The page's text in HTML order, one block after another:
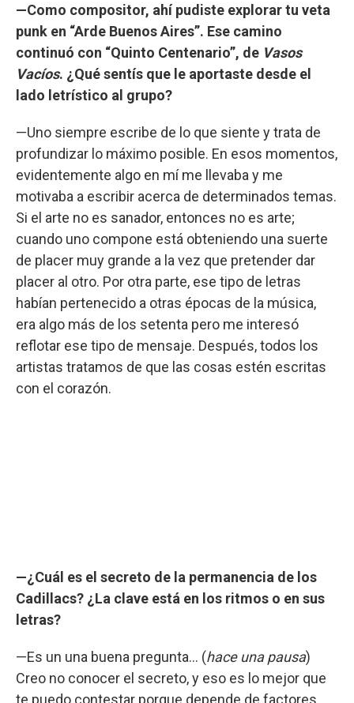
—Como compositor, ahí pudiste explorar tu veta
punk en “Arde Buenos Aires”. Ese camino
continuó con “Quinto Centenario”, de Vasos
Vacíos. ¿Qué sentís que le aportaste desde el
lado letrístico al grupo?
—Uno siempre escribe de lo que siente y trata de
profundizar lo máximo posible. En esos momentos,
evidentemente algo en mí me llevaba y me
motivaba a escribir acerca de determinados temas.
Si el arte no es sanador, entonces no es arte;
cuando uno compone está obteniendo una suerte
de placer muy grande a la vez que pretender dar
placer al otro. Por otra parte, ese tipo de letras
habían pertenecido a otras épocas de la música,
era algo más de los setenta pero me interesó
reflotar ese tipo de mensaje. Después, todos los
artistas tratamos de que las cosas estén escritas
con el corazón.
—¿Cuál es el secreto de la permanencia de los
Cadillacs? ¿La clave está en los ritmos o en sus
letras?
—Es un una buena pregunta... (hace una pausa)
Creo no conocer el secreto, y eso es lo mejor que
te puedo contestar porque depende de factores